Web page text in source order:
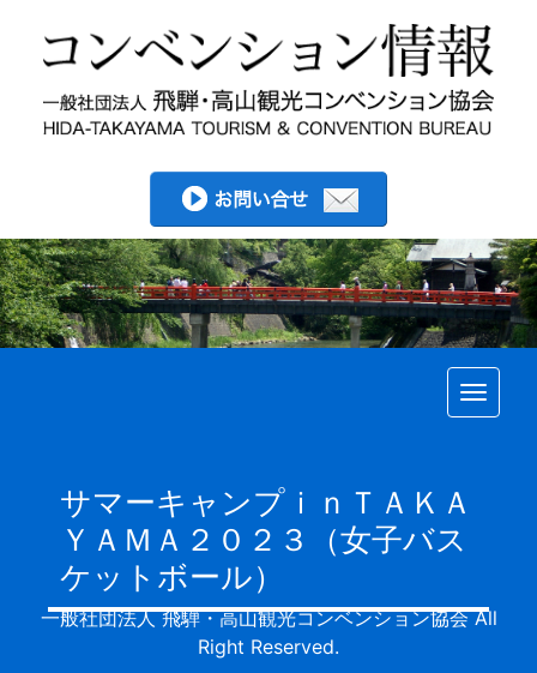
サマーキャンプｉｎＴＡＫＡ
ＹＡＭＡ２０２３（女子バス
ケットボール）
一般社団法人 飛騨・高山観光コンベンション協会 All
Right Reserved.